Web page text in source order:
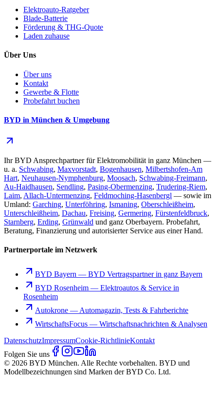
Elektroauto-Ratgeber
Blade-Batterie
Förderung & THG-Quote
Laden zuhause
Über Uns
Über uns
Kontakt
Gewerbe & Flotte
Probefahrt buchen
BYD in München & Umgebung
Ihr BYD Ansprechpartner für Elektromobilität in ganz München —
u. a. Schwabing, Maxvorstadt, Bogenhausen, Milbertshofen-Am
Hart, Neuhausen-Nymphenburg, Moosach, Schwabing-Freimann,
Au-Haidhausen, Sendling, Pasing-Obermenzing, Trudering-Riem,
Laim, Allach-Untermenzing, Feldmoching-Hasenbergl — sowie im
Umland: Garching, Unterföhring, Ismaning, Oberschleißheim,
Unterschleißheim, Dachau, Freising, Germering, Fürstenfeldbruck,
Starnberg, Erding, Grünwald und ganz Oberbayern. Probefahrt,
Beratung, Finanzierung und autorisierter Service aus einer Hand.
Partnerportale im Netzwerk
BYD Bayern — BYD Vertragspartner in ganz Bayern
BYD Rosenheim — Elektroautos & Service in
Rosenheim
Autokrone — Automagazin, Tests & Fahrberichte
WirtschaftsFocus — Wirtschaftsnachrichten & Analysen
DatenschutzImpressumCookie-RichtlinieKontakt
Folgen Sie uns
© 2026 BYD München. Alle Rechte vorbehalten. BYD und
Modellbezeichnungen sind Marken der BYD Co. Ltd.